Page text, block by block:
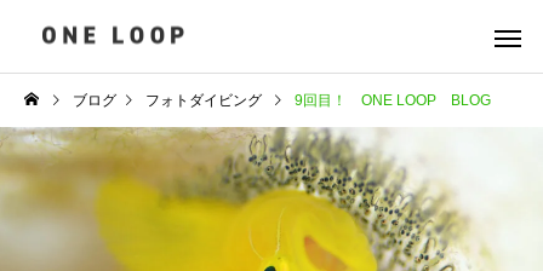
ブログ フォトダイビング 9回目！ ONE LOOP BLOG